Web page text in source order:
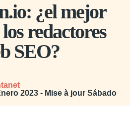
¿el mejor
redactores
SEO?
2023 - Mise à jour Sábado